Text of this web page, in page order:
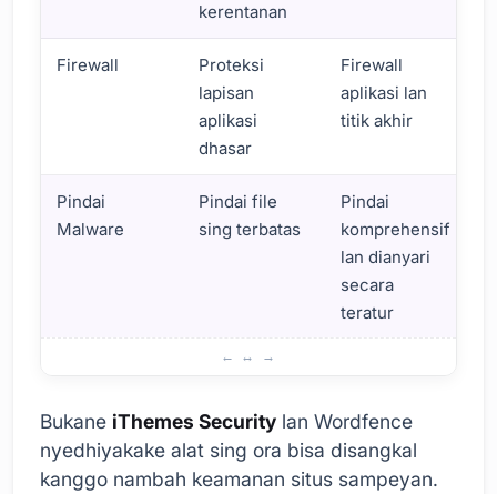
kerentanan
Firewall
Proteksi
lapisan
aplikasi
dhasar
Firewall
aplikasi lan
titik akhir
Pindai
Malware
Pindai file
sing terbatas
Pindai
komprehensif
lan dianyari
secara
teratur
Bukane iThemes Security lan Wordfence
nyedhiyakake alat sing ora bisa disangkal
kanggo nambah keamanan situs sampeyan.